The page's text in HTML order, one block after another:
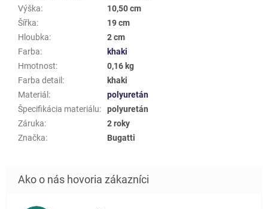
Výška:
10,50 cm
Šířka:
19 cm
Hloubka:
2 cm
Farba:
khaki
Hmotnost:
0,16 kg
Farba detail :
khaki
Materiál :
polyuretán
Špecifikácia materiálu:
polyuretán
Záruka:
2 roky
Značka: Bugatti